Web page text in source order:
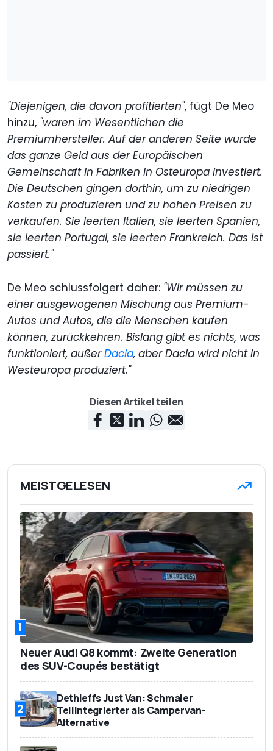
"Diejenigen, die davon profitierten", fügt De Meo
hinzu, "waren im Wesentlichen die
Premiumhersteller. Auf der anderen Seite wurde
das ganze Geld aus der Europäischen
Gemeinschaft in Fabriken in Osteuropa investiert.
Die Deutschen gingen dorthin, um zu niedrigen
Kosten zu produzieren und zu hohen Preisen zu
verkaufen. Sie leerten Italien, sie leerten Spanien,
sie leerten Portugal, sie leerten Frankreich. Das ist
passiert."
De Meo schlussfolgert daher: "Wir müssen zu
einer ausgewogenen Mischung aus Premium-
Autos und Autos, die die Menschen kaufen
können, zurückkehren. Bislang gibt es nichts, was
funktioniert, außerDacia, aber Dacia wird nicht in
Westeuropa produziert."
Diesen Artikel teilen
MEISTGELESEN
1
Neuer Audi Q8 kommt: Zweite Generation
des SUV-Coupés bestätigt
2
Dethleffs Just Van: Schmaler
Teilintegrierter als Campervan-
Alternative